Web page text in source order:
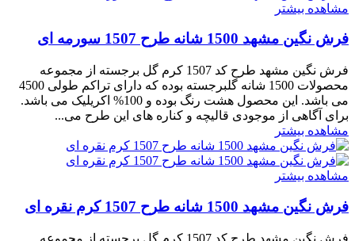
مشاهده بیشتر
فرش نگین مشهد 1500 شانه طرح 1507 سورمه ای
فرش نگین مشهد طرح کد 1507 کرم گل برجسته از مجموعه
محصولات 1500 شانه گلبرجسته بوده که دارای تراکم طولی 4500
می باشد. این محصول هشت رنگ بوده و 100% اکریلیک می باشد.
برای آگاهی از موجودی قالیچه و کناره های این طرح می...
مشاهده بیشتر
مشاهده بیشتر
فرش نگین مشهد 1500 شانه طرح 1507 کرم نقره ای
فرش نگین مشهد طرح کد 1507 کرم گل برجسته از مجموعه